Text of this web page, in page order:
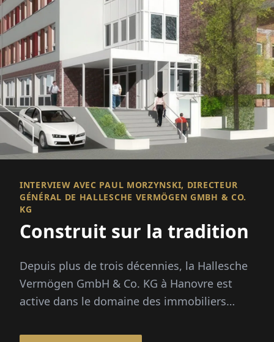
INTERVIEW AVEC PAUL MORZYNSKI, DIRECTEUR
GÉNÉRAL DE HALLESCHE VERMÖGEN GMBH & CO.
KG
Construit sur la tradition
Depuis plus de trois décennies, la Hallesche
Vermögen GmbH & Co. KG à Hanovre est
active dans le domaine des immobiliers
fournisseur fiable de ...